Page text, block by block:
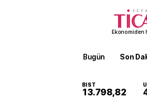
Ekonomiden
Bugün Son
BIST
13.798,82